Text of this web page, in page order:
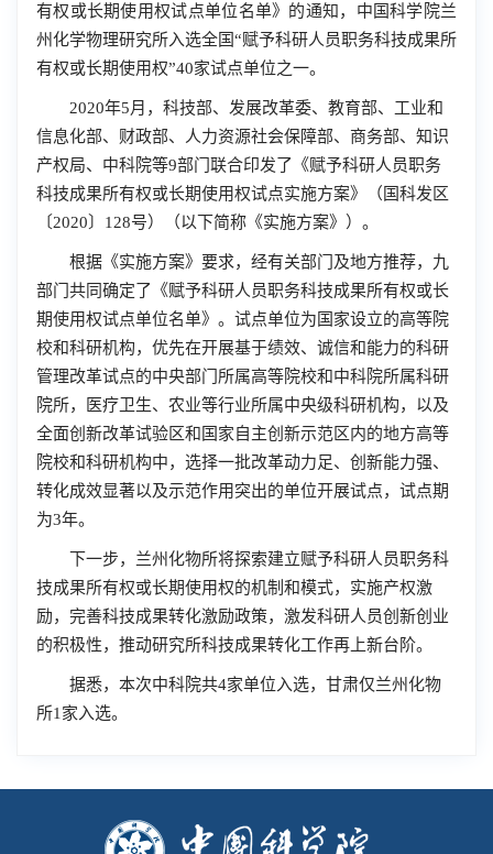
有权或长期使用权试点单位名单》的通知，中国科学院兰
州化学物理研究所入选全国“赋予科研人员职务科技成果所
有权或长期使用权”40家试点单位之一。
2020年5月，科技部、发展改革委、教育部、工业和
信息化部、财政部、人力资源社会保障部、商务部、知识
产权局、中科院等9部门联合印发了《赋予科研人员职务
科技成果所有权或长期使用权试点实施方案》（国科发区
〔2020〕128号）（以下简称《实施方案》）。
根据《实施方案》要求，经有关部门及地方推荐，九
部门共同确定了《赋予科研人员职务科技成果所有权或长
期使用权试点单位名单》。试点单位为国家设立的高等院
校和科研机构，优先在开展基于绩效、诚信和能力的科研
管理改革试点的中央部门所属高等院校和中科院所属科研
院所，医疗卫生、农业等行业所属中央级科研机构，以及
全面创新改革试验区和国家自主创新示范区内的地方高等
院校和科研机构中，选择一批改革动力足、创新能力强、
转化成效显著以及示范作用突出的单位开展试点，试点期
为3年。
下一步，兰州化物所将探索建立赋予科研人员职务科
技成果所有权或长期使用权的机制和模式，实施产权激
励，完善科技成果转化激励政策，激发科研人员创新创业
的积极性，推动研究所科技成果转化工作再上新台阶。
据悉，本次中科院共4家单位入选，甘肃仅兰州化物
所1家入选。